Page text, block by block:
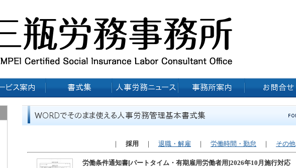
｜ 採用 ｜ 退職・解雇 ｜ 労働時間・勤怠 ｜ その他
労働条件通知書[パートタイム・有期雇用労働者用]2026年10月施行対応